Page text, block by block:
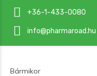
+36-1-433-0080
info@pharmaroad.hu
Bármikor